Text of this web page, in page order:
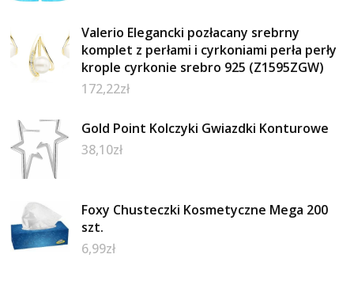
Valerio Elegancki pozłacany srebrny
komplet z perłami i cyrkoniami perła perły
krople cyrkonie srebro 925 (Z1595ZGW)
172,22zł
Gold Point Kolczyki Gwiazdki Konturowe
38,10zł
Foxy Chusteczki Kosmetyczne Mega 200
szt.
6,99zł